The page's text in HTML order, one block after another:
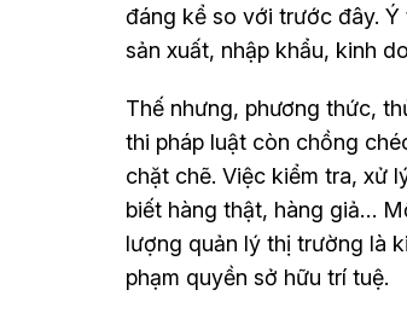
đáng kể so với trước đây.
sản xuất, nhập khẩu, kinh
Thế nhưng, phương thức,
thi pháp luật còn chồng
chặt chẽ. Việc kiểm tra, xử
biết hàng thật, hàng giả…
lượng quản lý thị trường là
phạm quyền sở hữu trí tuệ.